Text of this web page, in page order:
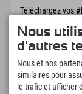
Téléchargez vos
réservations, liste
des restaurants
Téléchargez-le
L'heure des
Nous
d'autres
Nous et nos
similaires pour
le trafic et afficher